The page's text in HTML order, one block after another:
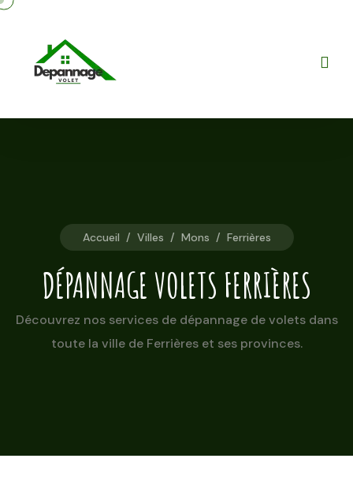
Accueil / Villes / Mons / Ferrières
DÉPANNAGE VOLETS FERRIÈRES
Découvrez nos services de dépannage de volets dans
toute la ville de Ferrières et ses provinces.